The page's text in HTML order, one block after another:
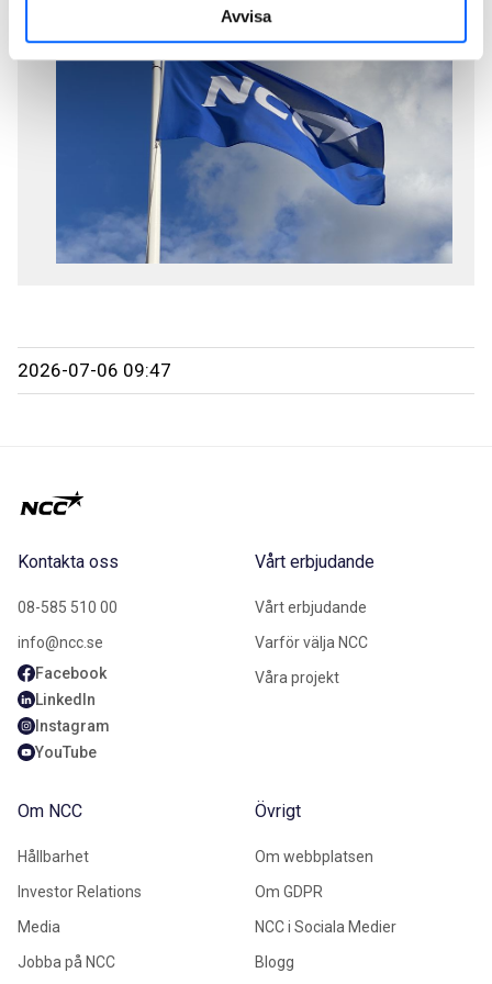
Avvisa
2026-07-06 09:47
Kontakta oss
08-585 510 00
info@ncc.se
Facebook
LinkedIn
Instagram
YouTube
Vårt erbjudande
Vårt erbjudande
Varför välja NCC
Våra projekt
Om NCC
Hållbarhet
Investor Relations
Media
Jobba på NCC
Övrigt
Om webbplatsen
Om GDPR
NCC i Sociala Medier
Blogg